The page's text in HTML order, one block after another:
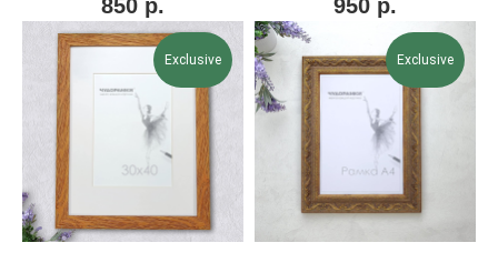
850 р. 950 р.
Exclusive Exclusive